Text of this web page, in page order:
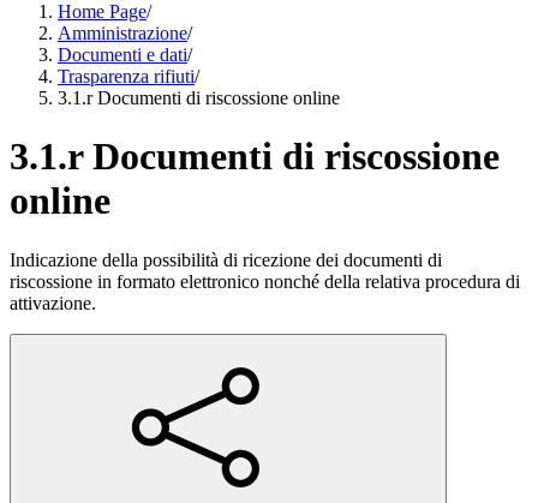
Home Page/
Amministrazione/
Documenti e dati/
Trasparenza rifiuti/
3.1.r Documenti di riscossione online
3.1.r Documenti di riscossione
online
Indicazione della possibilità di ricezione dei documenti di
riscossione in formato elettronico nonché della relativa procedura di
attivazione.